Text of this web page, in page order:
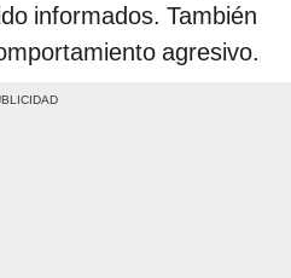
informados. También
agresivo.